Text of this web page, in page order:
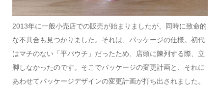
2013年に一般小売店での販売が始まりましたが、同時に致命的
な不具合も見つかりました。それは、パッケージの仕様。初代
はマチのない「平パウチ」だったため、店頭に陳列する際、立
脚しなかったのです。そこでパッケージの変更計画と、それに
あわせてパッケージデザインの変更計画が打ち出されました。